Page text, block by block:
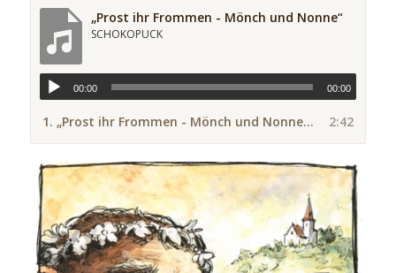
„Prost ihr Frommen - Mönch und Nonne“
SCHOKOPUCK
00:00 00:00
1. „Prost ihr Frommen - Mönch und Nonne“ — SCHOKOPUCK
2:42